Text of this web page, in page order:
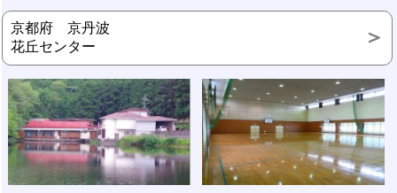
京都府 京丹波
花丘センター